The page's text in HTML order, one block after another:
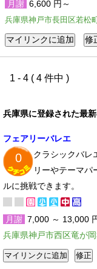
月謝 6,600 円～
兵庫県神戸市長田区若松
1 - 4 ( 4 件中 )
兵庫県に登録された最
フェアリーバレエ
0
クラシックバレ
リーやテーマパ
ルに挑戦できます。
月謝 7,000 ～ 13,000
兵庫県神戸市西区竜が